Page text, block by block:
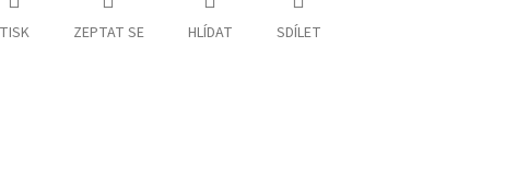
TISK ZEPTAT SE HLÍDAT SDÍLET